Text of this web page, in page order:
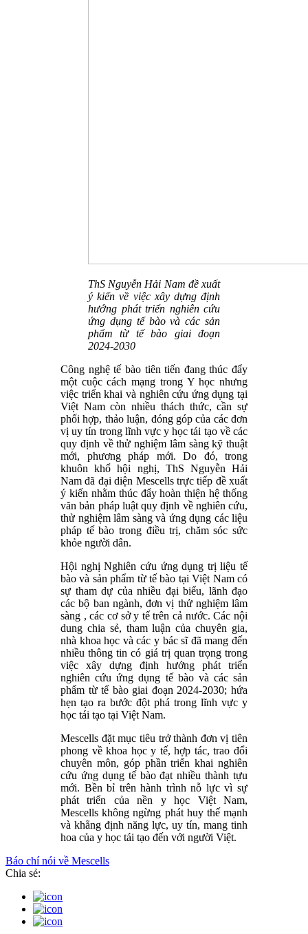
ThS Nguyễn Hải Nam đề xuất
ý kiến về việc xây dựng định
hướng phát triển nghiên cứu
ứng dụng tế bào và các sản
phẩm từ tế bào giai đoạn
2024-2030
Công nghệ tế bào tiên tiến đang thúc đẩy
một cuộc cách mạng trong Y học nhưng
việc triển khai và nghiên cứu ứng dụng tại
Việt Nam còn nhiều thách thức, cần sự
phối hợp, thảo luận, đóng góp của các đơn
vị uy tín trong lĩnh vực y học tái tạo về các
quy định về thử nghiệm lâm sàng kỹ thuật
mới, phương pháp mới. Do đó, trong
khuôn khổ hội nghị, ThS Nguyễn Hải
Nam đã đại diện Mescells trực tiếp đề xuất
ý kiến nhằm thúc đẩy hoàn thiện hệ thống
văn bản pháp luật quy định về nghiên cứu,
thử nghiệm lâm sàng và ứng dụng các liệu
pháp tế bào trong điều trị, chăm sóc sức
khỏe người dân.
Hội nghị Nghiên cứu ứng dụng trị liệu tế
bào và sản phẩm từ tế bào tại Việt Nam có
sự tham dự của nhiều đại biểu, lãnh đạo
các bộ ban ngành, đơn vị thử nghiệm lâm
sàng , các cơ sở y tế trên cả nước. Các nội
dung chia sẻ, tham luận của chuyên gia,
nhà khoa học và các y bác sĩ đã mang đến
nhiều thông tin có giá trị quan trọng trong
việc xây dựng định hướng phát triển
nghiên cứu ứng dụng tế bào và các sản
phẩm từ tế bào giai đoạn 2024-2030; hứa
hẹn tạo ra bước đột phá trong lĩnh vực y
học tái tạo tại Việt Nam.
Mescells đặt mục tiêu trở thành đơn vị tiên
phong về khoa học y tế, hợp tác, trao đổi
chuyên môn, góp phần triển khai nghiên
cứu ứng dụng tế bào đạt nhiều thành tựu
mới. Bền bỉ trên hành trình nỗ lực vì sự
phát triển của nền y học Việt Nam,
Mescells không ngừng phát huy thế mạnh
và khẳng định năng lực, uy tín, mang tinh
hoa của y học tái tạo đến với người Việt.
Báo chí nói về Mescells
Chia sẻ: